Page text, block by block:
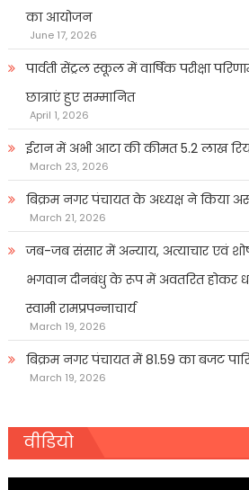
का आयोजन
June 17, 2026
पार्वती सेंट्रल स्कूल में वार्षिक परीक्षा
छात्राएं हुए सम्मानित
April 1, 2026
ईरान में अभी आटा की कीमत 5.2 लाख
March 23, 2026
बिक्रम नगर पंचायत के अध्यक्ष ने किया
March 21, 2026
जब-जब संसार में अन्याय, अत्याचार एवं
भगवान दीनबंधु के रूप में अवतरित होकर
स्वामी रामप्रपन्नाचार्य
March 19, 2026
बिक्रम नगर पंचायत में 81.59 का बजट
March 19, 2026
वीडियो